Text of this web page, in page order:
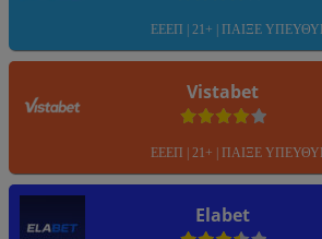
ΕΕΕΠ | 21+ | ΠΑΙΞΕ
Vistabet
ΕΕΕΠ | 21+ | ΠΑΙΞΕ
Elabet